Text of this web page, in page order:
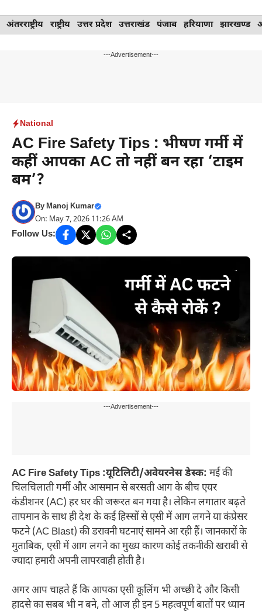
Skip
to
अंतरराष्ट्रीय राष्ट्रीय उत्तर प्रदेश उत्तराखंड पंजाब हरियाणा झारखण्ड
---Advertisement---
National
AC Fire Safety Tips : भीषण गर्मी में
कहीं आपका AC तो नहीं बन रहा ‘टाइम
बम’?
ByManoj Kumar
On: May 7, 2026 11:26 AM
Follow Us:
---Advertisement---
AC Fire Safety Tips :यूटिलिटी/अवेयरनेस डेस्क: मई की
चिलचिलाती गर्मी और आसमान से बरसती आग के बीच एयर
कंडीशनर (AC) हर घर की जरूरत बन गया है। लेकिन लगातार बढ़ते
तापमान के साथ ही देश के कई हिस्सों से एसी में आग लगने या कंप्रेसर
फटने (AC Blast) की डरावनी घटनाएं सामने आ रही हैं। जानकारों के
मुताबिक, एसी में आग लगने का मुख्य कारण कोई तकनीकी खराबी से
ज्यादा हमारी अपनी लापरवाही होती है।
अगर आप चाहते हैं कि आपका एसी कूलिंग भी अच्छी दे और किसी
हादसे का सबब भी न बने, तो आज ही इन 5 महत्वपूर्ण बातों पर ध्यान